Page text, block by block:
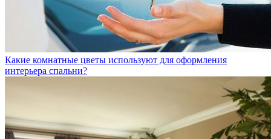
Какие комнатные цветы используют для оформления
интерьера спальни?